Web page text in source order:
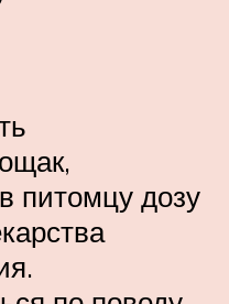
питомцу дозу